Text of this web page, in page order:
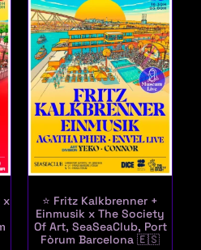
x
⭐ Fritz Kalkbrenner +
Einmusik x The Society
Of Art, SeaSeaClub, Port
Fòrum Barcelona 🇪🇸